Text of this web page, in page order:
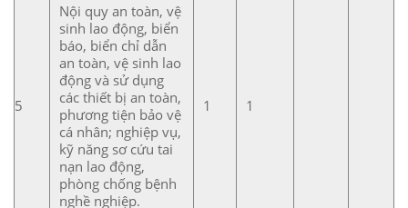
5
Nội quy an toàn, vệ
sinh lao động, biển
báo, biển chỉ dẫn
an toàn, vệ sinh lao
động và sử dụng
các thiết bị an toàn,
phương tiện bảo vệ
cá nhân; nghiệp vụ,
kỹ năng sơ cứu tai
nạn lao động,
phòng chống bệnh
nghề nghiệp.
1 1